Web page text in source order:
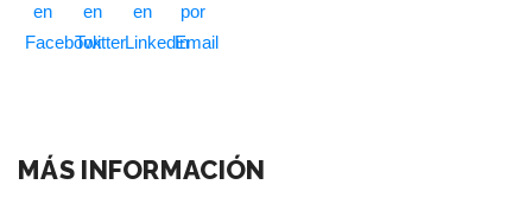
MÁS INFORMACIÓN